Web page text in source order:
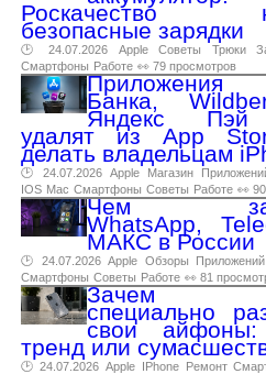
Роскачество
безопасные зарядки
🕑 24.07.2026 Apple Советы Трюки
Смартфоны Работе 👀 79 просмотров
Банка,
Яндекс Пэй
удалят из App
делать владельцам
🕑 24.07.2026 Apple Магазин
IOS Mac Смартфоны Советы Работе 👀
Чем
WhatsApp,
МАКС в России
🕑 24.07.2026 Apple Обзоры Приложений
Смартфоны Советы Работе 👀 81
Зачем
специально
свои
тренд или
🕑 24.07.2026 Apple IPhone Ремонт